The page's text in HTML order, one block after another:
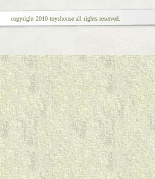
copyright 2010 toyshouse all rights reserved.